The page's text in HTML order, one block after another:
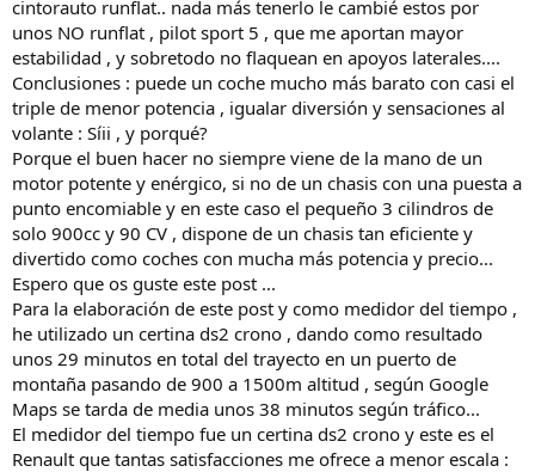
cintorauto runflat.. nada más tenerlo le cambié estos por
unos NO runflat , pilot sport 5 , que me aportan mayor
estabilidad , y sobretodo no flaquean en apoyos laterales....
Conclusiones : puede un coche mucho más barato con casi el
triple de menor potencia , igualar diversión y sensaciones al
volante : Síii , y porqué?
Porque el buen hacer no siempre viene de la mano de un
motor potente y enérgico, si no de un chasis con una puesta a
punto encomiable y en este caso el pequeño 3 cilindros de
solo 900cc y 90 CV , dispone de un chasis tan eficiente y
divertido como coches con mucha más potencia y precio...
Espero que os guste este post ...
Para la elaboración de este post y como medidor del tiempo ,
he utilizado un certina ds2 crono , dando como resultado
unos 29 minutos en total del trayecto en un puerto de
montaña pasando de 900 a 1500m altitud , según Google
Maps se tarda de media unos 38 minutos según tráfico...
El medidor del tiempo fue un certina ds2 crono y este es el
Renault que tantas satisfacciones me ofrece a menor escala :